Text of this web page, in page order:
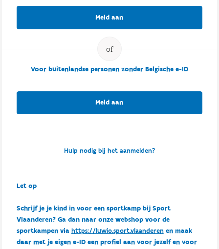
Meld aan
Voor buitenlandse personen zonder Belgische e-ID
Meld aan
Hulp nodig bij het aanmelden?
Let op
Schrijf je je kind in voor een sportkamp bij Sport
Vlaanderen? Ga dan naar onze webshop voor de
sportkampen via https://luwio.sport.vlaanderenen maak
daar met je eigen e-ID een profiel aan voor jezelf en voor